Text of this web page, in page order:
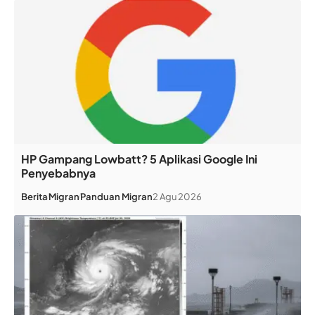
HP Gampang Lowbatt? 5 Aplikasi Google Ini
Penyebabnya
BeritaMigranPanduan Migran2 Agu 2026